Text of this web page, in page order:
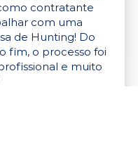
contratante
com uma
de Hunting! Do
fim, o processo foi
e muito